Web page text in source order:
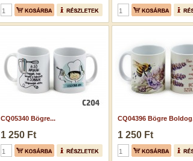
CQ05340 Bögre...
1 250 Ft
CQ04396 Bögre
1 250 Ft